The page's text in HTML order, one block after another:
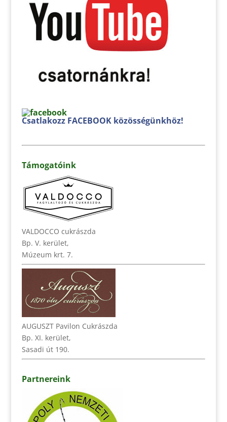
Csatlakozz FACEBOOK közösségünkhöz!
Támogatóink
VALDOCCO cukrászda
Bp. V. kerület,
Múzeum krt. 7.
AUGUSZT Pavilon Cukrászda
Bp. XI. kerület,
Sasadi út 190.
Partnereink